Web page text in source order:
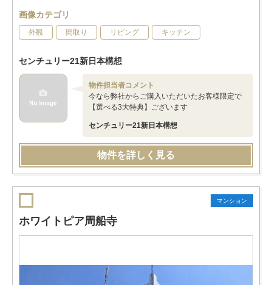
画像カテゴリ
外観 間取り リビング キッチン
センチュリー21新日本構想
物件担当者コメント
今なら弊社からご購入いただいたお客様限定で
【選べる3大特典】ございます
センチュリー21新日本構想
物件を詳しく見る
マンション
ホワイトピア周船寺